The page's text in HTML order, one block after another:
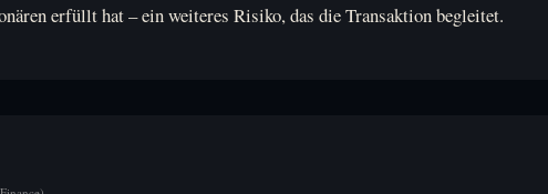
erfüllt hat – ein weiteres Risiko, das die Transaktion begleitet.